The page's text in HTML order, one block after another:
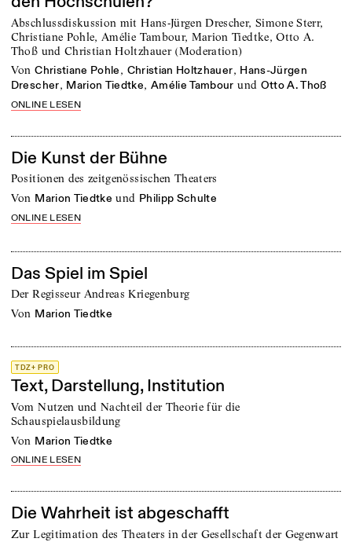
Abschlussdiskussion mit Hans-Jürgen Drescher, Simone Sterr,
Christiane Pohle, Amélie Tambour, Marion Tiedtke, Otto A.
Thoß und Christian Holtzhauer (Moderation)
von Christiane Pohle, Christian Holtzhauer, Hans-Jürgen
Drescher, Marion Tiedtke, Amélie Tambour und Otto A. Thoß
ONLINE LESEN
Die Kunst der Bühne
Positionen des zeitgenössischen Theaters
von Marion Tiedtke und Philipp Schulte
ONLINE LESEN
Das Spiel im Spiel
Der Regisseur Andreas Kriegenburg
von Marion Tiedtke
TDZ+ PRO
Text, Darstellung, Institution
Vom Nutzen und Nachteil der Theorie für die
Schauspielausbildung
von Marion Tiedtke
ONLINE LESEN
Die Wahrheit ist abgeschafft
Zur Legitimation des Theaters in der Gesellschaft der Gegenwart